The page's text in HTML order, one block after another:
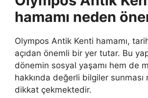
hamamı neden
Olympos Antik Kenti hamamı,
açıdan önemli bir yer tutar. Bu
dönemin sosyal yaşamı hem de
hakkında değerli bilgiler sunması
dikkat çekmektedir.